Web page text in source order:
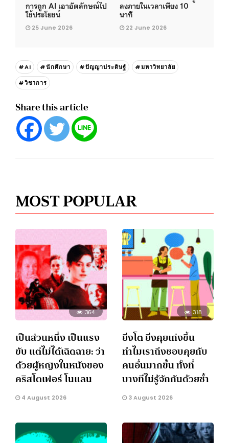
การถูก AI เอาอัตลักษณ์ไป
ใช้ประโยชน์
25 June 2026
ลงภายในเวลาเพียง 10
นาที
22 June 2026
#AI #นักศึกษา #ปัญญาประดิษฐ์
#มหาวิทยาลัย
#วิชาการ
Share this article
MOST POPULAR
364
เป็นส่วนหนึ่ง เป็นแรง
ขับ แต่ไม่ได้เฉิดฉาย: ว่า
ด้วยผู้หญิงในหนังของ
คริสโตเฟอร์ โนแลน
4 August 2026
318
ยิ่งโต ยิ่งคุยเก่งขึ้น
ทำไมเราถึงชอบคุยกับ
คนอื่นมากขึ้น ทั้งที่
บางทีไม่รู้จักกันด้วยซ้ำ
3 August 2026